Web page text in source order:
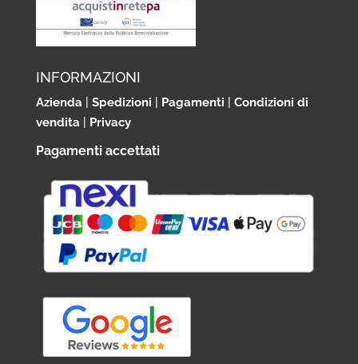
INFORMAZIONI
Azienda| Spedizioni Pagamenti
Condizioni di
vendita| Privacy
Pagamenti accettati